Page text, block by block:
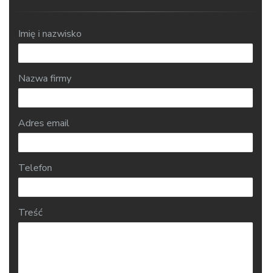
Imię i nazwisko
Nazwa firmy
Adres email
Telefon
Treść